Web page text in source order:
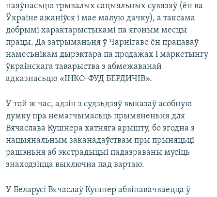
наяўнасьцю трывалых сацыяльных сувязяў (ён ва
Ўкраіне ажаніўся і мае малую дачку), а таксама
добрымі характарыстыкамі па ягоным месцы
працы. Да затрыманьня ў Чарнігаве ён працаваў
намесьнікам дырэктара па продажах і маркетынгу
ўкраінскага таварыства з абмежаванай
адказнасьцю «ІНКО-ФУД БЕРДИЧІВ».
У той ж час, адзін з судзьдзяў выказаў асобную
думку пра немагчымасьць прымяненьня для
Вячаслава Кушнера хатняга арышту, бо згодна з
нацыянальным заканадаўствам пры прыняцьці
рашэньня аб экстрадыцыі падазраваны мусіць
знаходзіцца выключна пад вартаю.
У Беларусі Вячаслаў Кушнер абвінавачваецца ў